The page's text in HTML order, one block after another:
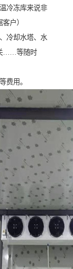
冷冻库来说非
户）
冷却水塔、水
……等随时
费用。